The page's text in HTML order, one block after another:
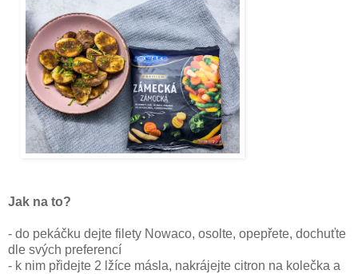
Jak na to?
- do pekáčku dejte filety Nowaco, osolte, opepřete, dochuťte
dle svých preferencí
- k nim přidejte 2 lžíce másla, nakrájejte citron na kolečka a